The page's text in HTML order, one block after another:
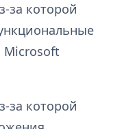
за которой
Microsoft
за которой